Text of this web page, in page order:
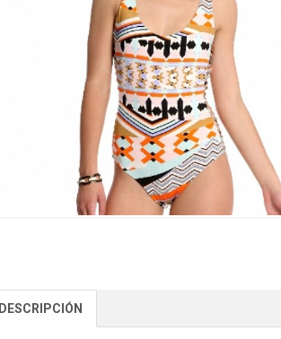
DESCRIPCIÓN